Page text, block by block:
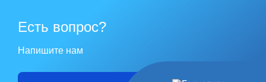
Есть вопрос?
Напишите нам